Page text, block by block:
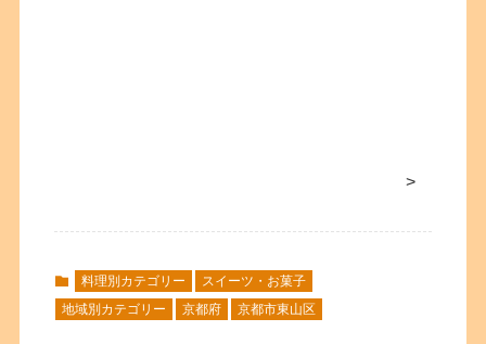
>
料理別カテゴリー
スイーツ・お菓子
地域別カテゴリー
京都府 京都市東山区